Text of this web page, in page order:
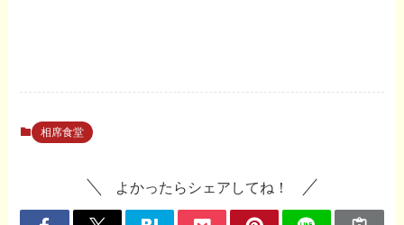
相席食堂
よかったらシェアしてね！